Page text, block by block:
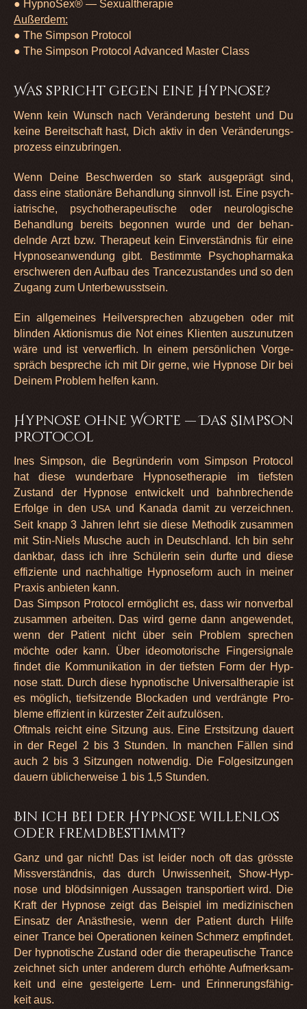
● Hyp­no­Sex® — Sexu­althe­ra­pie
Außer­dem:
● The Simpson Pro­to­col
● The Simpson Pro­to­col Advan­ced Mas­ter Class
Was spricht gegen eine Hypnose?
Wenn kein Wunsch nach Ver­än­de­rung besteht und Du
keine Bereit­schaft hast, Dich aktiv in den Ver­än­de­rungs­
pro­zess ein­zu­brin­gen.
Wenn Deine Beschwer­den so stark aus­ge­prägt sind,
dass eine sta­tio­näre Behand­lung sinn­voll ist. Eine psych­
ia­tri­sche, psy­cho­the­ra­peu­ti­sche oder neu­ro­lo­gi­sche
Behand­lung bereits begon­nen wurde und der behan­
delnde Arzt bzw. The­ra­peut kein Ein­ver­ständ­nis für eine
Hyp­no­se­an­wen­dung gibt. Bestimmte Psy­cho­phar­maka
erschwe­ren den Auf­bau des Tran­ce­zu­stan­des und so den
Zugang zum Unter­be­wusst­sein.
Ein all­ge­mei­nes Heil­ver­spre­chen abzu­ge­ben oder mit
blin­den Aktio­nis­mus die Not eines Kli­en­ten aus­zu­nut­zen
wäre und ist ver­werf­lich. In einem per­sön­li­chen Vor­ge­
spräch bespre­che ich mit Dir gerne, wie Hyp­nose Dir bei
Dei­nem Pro­blem hel­fen kann.
Hypnose ohne Worte — Das Simpson
Protocol
Ines Simpson, die Begrün­de­rin vom Simpson Pro­to­col
hat diese wun­der­bare Hyp­nos­ethe­ra­pie im tiefs­ten
Zustand der Hyp­nose ent­wi­ckelt und bahn­bre­chende
Erfolge in den USA und Kanada damit zu ver­zeich­nen.
Seit knapp 3 Jah­ren lehrt sie diese Metho­dik zusam­men
mit Stin-Niels Musche auch in Deutsch­land. Ich bin sehr
dank­bar, dass ich ihre Schü­le­rin sein durfte und diese
effi­zi­ente und nach­hal­tige Hyp­no­se­form auch in mei­ner
Pra­xis anbie­ten kann.
Das Simpson Pro­to­col ermög­licht es, dass wir non­ver­bal
zusam­men arbei­ten. Das wird gerne dann ange­wen­det,
wenn der Pati­ent nicht über sein Pro­blem spre­chen
möchte oder kann. Über ideo­mo­to­ri­sche Fin­ger­si­gnale
fin­det die Kom­mu­ni­ka­tion in der tiefs­ten Form der Hyp­
nose statt. Durch diese hyp­no­ti­sche Uni­vers­althe­ra­pie ist
es mög­lich, tief­sit­zende Blo­cka­den und ver­drängte Pro­
bleme effi­zi­ent in kür­zes­ter Zeit auf­zu­lö­sen.
Oft­mals reicht eine Sit­zung aus. Eine Erst­sit­zung dau­ert
in der Regel 2 bis 3 Stun­den. In man­chen Fäl­len sind
auch 2 bis 3 Sit­zun­gen not­wen­dig. Die Fol­ge­sit­zun­gen
dau­ern übli­cher­weise 1 bis 1,5 Stun­den.
Bin ich bei der Hypnose willenlos
oder fremdbestimmt?
Ganz und gar nicht! Das ist lei­der noch oft das grösste
Miss­ver­ständ­nis, das durch Unwis­sen­heit, Show-Hyp­
nose und blöd­sin­ni­gen Aus­sa­gen trans­por­tiert wird. Die
Kraft der Hyp­nose zeigt das Bei­spiel im medi­zi­ni­schen
Ein­satz der Anäs­the­sie, wenn der Pati­ent durch Hilfe
einer Trance bei Ope­ra­tio­nen kei­nen Schmerz emp­fin­det.
Der hyp­no­ti­sche Zustand oder die the­ra­peu­ti­sche Trance
zeich­net sich unter ande­rem durch erhöhte Auf­merk­sam­
keit und eine gestei­gerte Lern- und Erin­ne­rungs­fä­hig­
keit aus.